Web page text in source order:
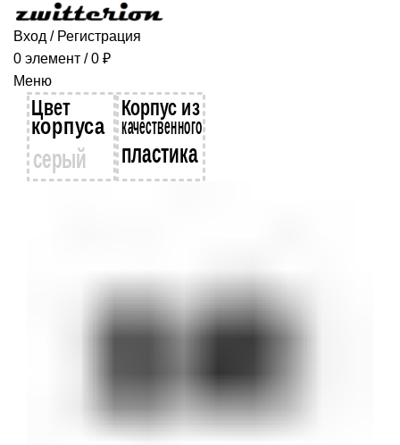
Вход / Регистрация
0 элемент / 0 ₽
Меню